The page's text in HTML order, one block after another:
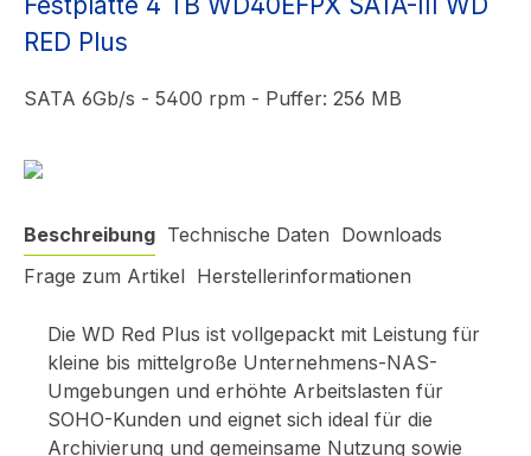
RED Plus
SATA 6Gb/s - 5400 rpm - Puffer: 256 MB
Beschreibung Technische Daten Downloads
Frage zum Artikel Herstellerinformationen
Die WD Red Plus ist vollgepackt mit Leistung für
kleine bis mittelgroße Unternehmens-NAS-
Umgebungen und erhöhte Arbeitslasten für
SOHO-Kunden und eignet sich ideal für die
Archivierung und gemeinsame Nutzung sowie